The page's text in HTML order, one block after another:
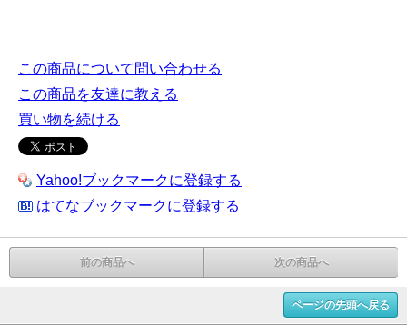
この商品について問い合わせる
この商品を友達に教える
買い物を続ける
Yahoo!ブックマークに登録する
はてなブックマークに登録する
前の商品へ 次の商品へ
ページの先頭へ戻る